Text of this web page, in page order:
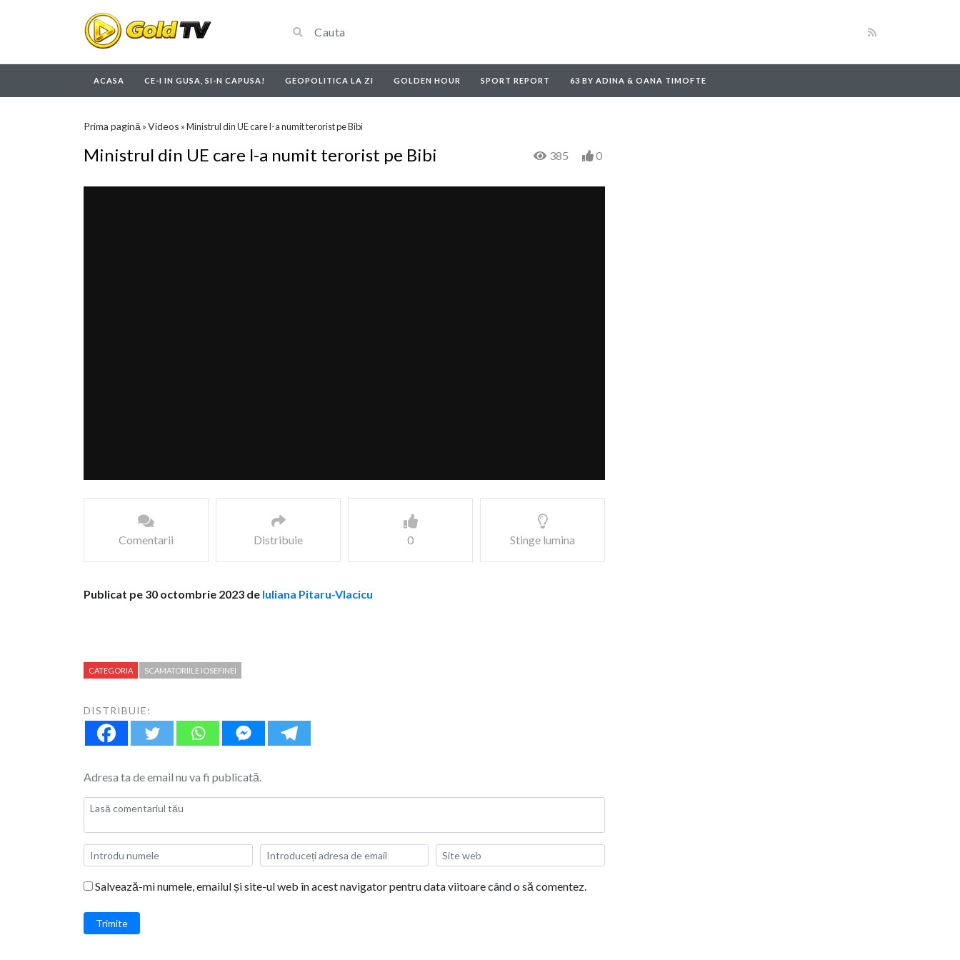
ACASA CE-I IN GUSA, SI-N CAPUSA! GEOPOLITICA LA ZI GOLDEN HOUR SPORT REPORT 63 BY ADINA & OANA TIMOFTE
Prima pagină »Videos »Ministrul din UE care l-a numit terorist pe Bibi
Ministrul din UE care l-a numit terorist pe Bibi 385 0
Comentarii Distribuie 0 Stinge lumina
Publicat pe 30 octombrie 2023 de Iuliana Pitaru-Vlacicu
CATEGORIA SCAMATORIILE IOSEFINEI
DISTRIBUIE:
Adresa ta de email nu va fi publicată.
Salvează-mi numele, emailul și site-ul web în acest navigator pentru data viitoare când o să comentez.
Trimite